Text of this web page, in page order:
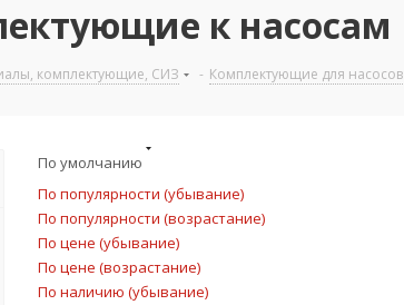
к насосам
комплектующие, СИЗ - Комплектующие для насосов
По умолчанию
По популярности (убывание)
По популярности (возрастание)
По цене (убывание)
По цене (возрастание)
По наличию (убывание)